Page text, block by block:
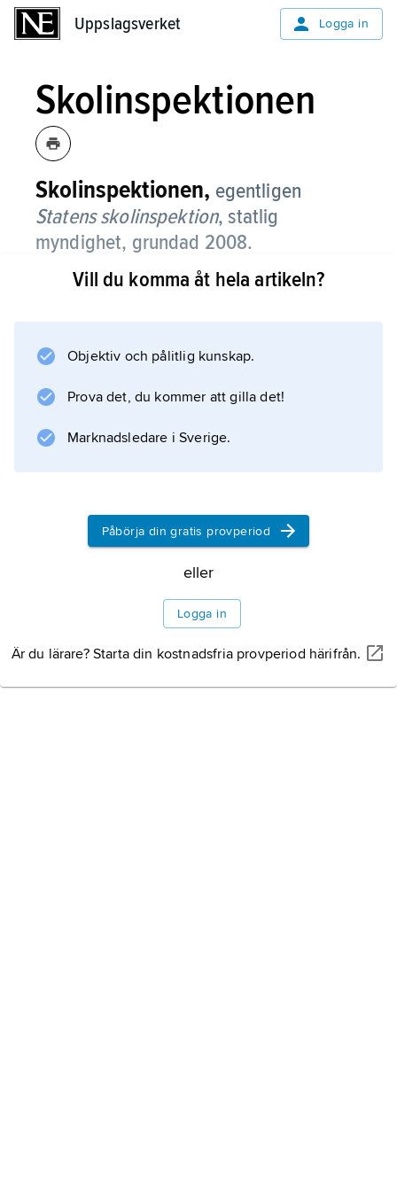
Uppslagsverket Logga in
Skolinspektionen
Skolinspektionen, egentligen
Statens skolinspektion,statlig
myndighet, grundad 2008.
Skolinspektionens uppgifter är dels tillsyn
för fristående skolor. Myndigheten bildades
skolmyndigheterna 2008. Dessförinnan hade
uppgifterna hanterats av Skolverket.
Skolinspektionens huvudkontor är förlagt till
Stockholm och
Information om artikeln
Vill du komma åt hela artikeln?
Objektiv och pålitlig kunskap.
Prova det, du kommer att gilla det!
Marknadsledare i Sverige.
Påbörja din gratis provperiod
eller
Logga in
Är du lärare? Starta din kostnadsfria provperiod härifrån.